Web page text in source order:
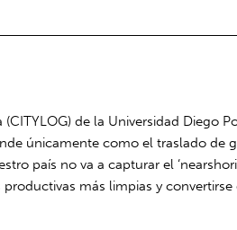
de la Universidad Diego
únicamente como el traslado de
país no va a capturar el
más limpias y